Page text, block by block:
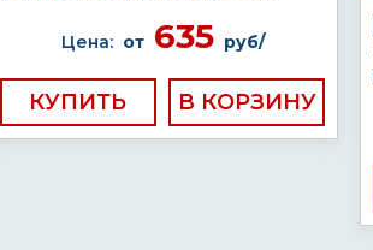
Цена: от635 руб/
КУПИТЬ